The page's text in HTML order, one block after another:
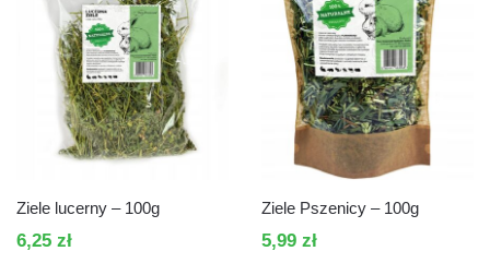
Ziele lucerny – 100g
6,25 zł
Ziele Pszenicy – 100g
5,99 zł